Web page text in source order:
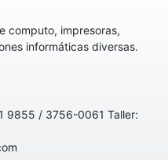
computo, impresoras,
informáticas diversas.
9855 / 3756-0061 Taller: